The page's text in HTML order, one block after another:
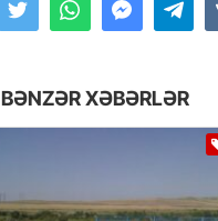
BƏNZƏR XƏBƏRLƏR